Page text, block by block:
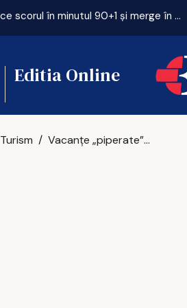
Final dramatic! ACS USV Iași întoarce scorul în minutul 90+1 și merge în turul III al Cupei României
Editia Online
Turism Vacanțe „piperate” în Italia: până la 1.500 de euro pe zi, la plajă / O familie cu doi copii cheltuie pentru cazare minimum 1.030 euro în Rimini